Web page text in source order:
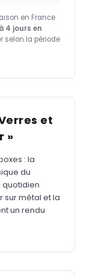
en France
4 jours en
selon la période
et
»
: la
du
quotidien
sur métal et la
un rendu